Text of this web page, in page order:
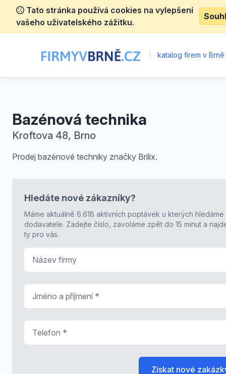
Tato stránka používá cookies na vylepšení
vašeho uživatelského zážitku.
katalog firem v Brně
Bazénová technika
Kroftova 48, Brno
Prodej bazénové techniky značky Brilix.
Hledáte nové zákazníky?
Máme aktuálně 6.618 aktivních poptávek u kterých hledáme
dodavatele. Zadejte číslo, zavoláme zpět do 15 minut a
ty pro vás.
Získat nové